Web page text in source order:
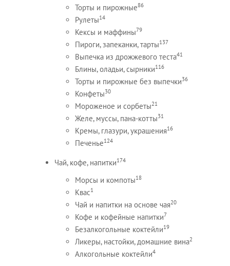
Торты и пирожные86
Рулеты14
Кексы и маффины79
Пироги, запеканки, тарты137
Выпечка из дрожжевого теста41
Блины, оладьи, сырники116
Торты и пирожные без выпечки36
Конфеты30
Мороженое и сорбеты21
Желе, муссы, пана-котты31
Кремы, глазури, украшения16
Печенье124
Чай, кофе, напитки174
Морсы и компоты18
Квас1
Чай и напитки на основе чая20
Кофе и кофейные напитки7
Безалкогольные коктейли19
Ликеры, настойки, домашние вина2
Алкогольные коктейли4